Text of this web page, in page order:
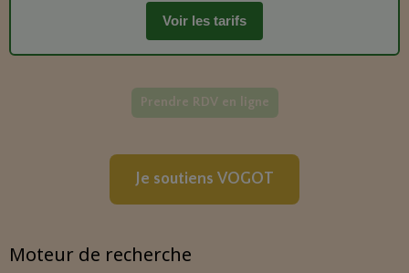
Voir les tarifs
Prendre RDV en ligne
Je soutiens VOGOT
Moteur de recherche